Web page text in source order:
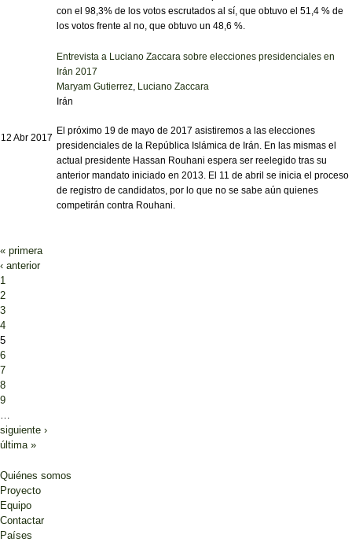
con el 98,3% de los votos escrutados al sí, que obtuvo el 51,4 % de
los votos frente al no, que obtuvo un 48,6 %.
12 Abr 2017
Entrevista a Luciano Zaccara sobre elecciones presidenciales en
Irán 2017
Maryam Gutierrez Luciano Zaccara
Irán
El próximo 19 de mayo de 2017 asistiremos a las elecciones
presidenciales de la República Islámica de Irán. En las mismas el
actual presidente Hassan Rouhani espera ser reelegido tras su
anterior mandato iniciado en 2013. El 11 de abril se inicia el proceso
de registro de candidatos, por lo que no se sabe aún quienes
competirán contra Rouhani.
Páginas
« primera
‹ anterior
1
2
3
4
5
6
7
8
9
…
siguiente ›
última »
Quiénes somos
Proyecto
Equipo
Contactar
Países